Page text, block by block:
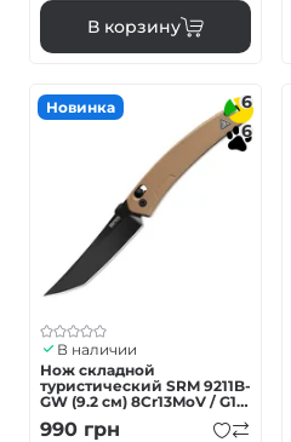
В корзину
Новинка
6
6
В наличии
Нож складной
туристический SRM 9211B-
GW (9.2 см) 8Cr13MoV / G10
коричневый
990 грн